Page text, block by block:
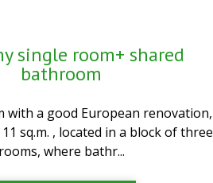
single room+ shared
bathroom
with a good European renovation,
sq.m. , located in a block of three
rooms, where bathr...